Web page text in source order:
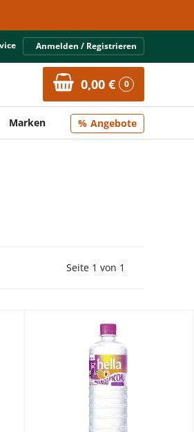
Anmelden / Registrieren
0,00 € 0
Marken Angebote
Vorherige Seite
Seite 1 von 1